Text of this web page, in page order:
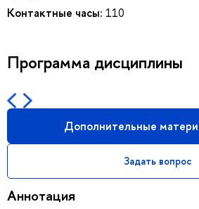
Контактные часы: 110
Программа дисциплины
Дополнительные
Задать вопрос
Аннотация